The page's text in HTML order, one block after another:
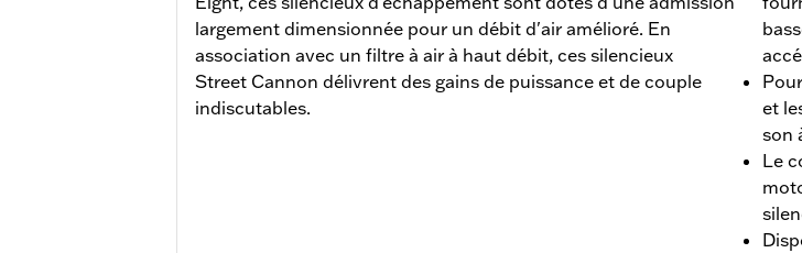
largement dimensionnée pour un débit d'air amélioré. En
association avec un filtre à air à haut débit, ces silencieux
Street Cannon délivrent des gains de puissance et de couple
indiscutables.
et
son
Le